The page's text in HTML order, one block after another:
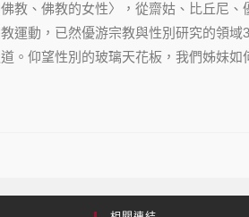
教、佛教的女性〉，從齋姑、比丘尼
運動，已然優游宗教與性別研究的領
。仰望性別的玻璃天花板，我們姊妹如